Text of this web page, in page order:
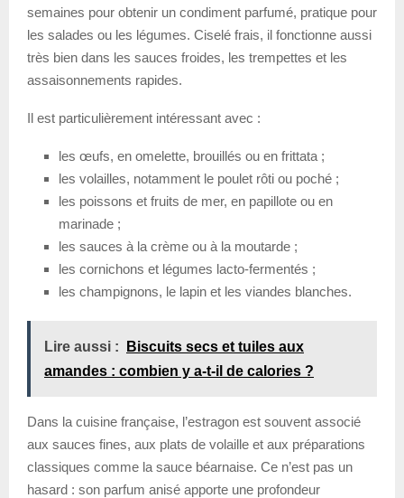
semaines pour obtenir un condiment parfumé, pratique pour
les salades ou les légumes. Ciselé frais, il fonctionne aussi
très bien dans les sauces froides, les trempettes et les
assaisonnements rapides.
Il est particulièrement intéressant avec :
les œufs, en omelette, brouillés ou en frittata ;
les volailles, notamment le poulet rôti ou poché ;
les poissons et fruits de mer, en papillote ou en
marinade ;
les sauces à la crème ou à la moutarde ;
les cornichons et légumes lacto-fermentés ;
les champignons, le lapin et les viandes blanches.
Lire aussi :
Biscuits secs et tuiles aux
amandes : combien y a-t-il de calories ?
Dans la cuisine française, l’estragon est souvent associé
aux sauces fines, aux plats de volaille et aux préparations
classiques comme la sauce béarnaise. Ce n’est pas un
hasard : son parfum anisé apporte une profondeur